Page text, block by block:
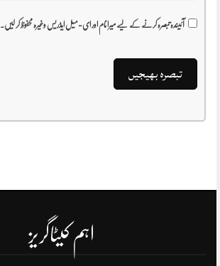
آئیندہ تبصرہ کرنے کے لیے میرا نام اور ای-میل ایڈریس وغیرہ محفوظ کر لیں۔
اہم کیٹاگریز